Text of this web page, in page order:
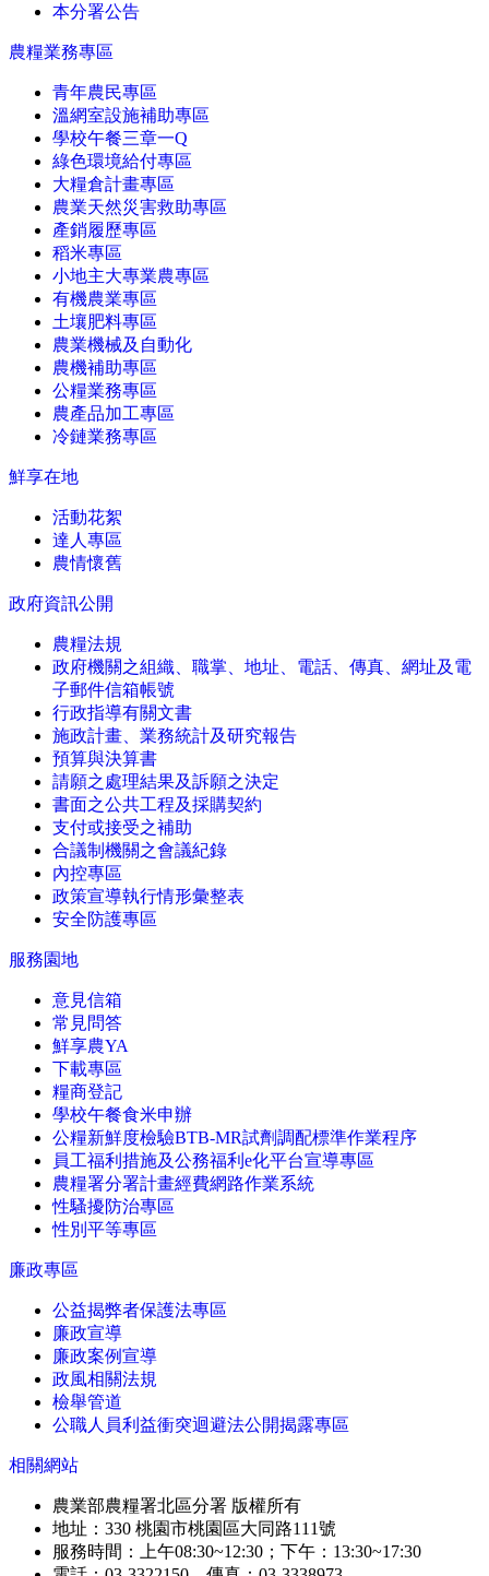
本分署公告
農糧業務專區
青年農民專區
溫網室設施補助專區
學校午餐三章一Q
綠色環境給付專區
大糧倉計畫專區
農業天然災害救助專區
產銷履歷專區
稻米專區
小地主大專業農專區
有機農業專區
土壤肥料專區
農業機械及自動化
農機補助專區
公糧業務專區
農產品加工專區
冷鏈業務專區
鮮享在地
活動花絮
達人專區
農情懷舊
政府資訊公開
農糧法規
政府機關之組織、職掌、地址、電話、傳真、網址及電
子郵件信箱帳號
行政指導有關文書
施政計畫、業務統計及研究報告
預算與決算書
請願之處理結果及訴願之決定
書面之公共工程及採購契約
支付或接受之補助
合議制機關之會議紀錄
內控專區
政策宣導執行情形彙整表
安全防護專區
服務園地
意見信箱
常見問答
鮮享農YA
下載專區
糧商登記
學校午餐食米申辦
公糧新鮮度檢驗BTB-MR試劑調配標準作業程序
員工福利措施及公務福利e化平台宣導專區
農糧署分署計畫經費網路作業系統
性騷擾防治專區
性別平等專區
廉政專區
公益揭弊者保護法專區
廉政宣導
廉政案例宣導
政風相關法規
檢舉管道
公職人員利益衝突迴避法公開揭露專區
相關網站
農業部農糧署北區分署 版權所有
地址：330 桃園市桃園區大同路111號
服務時間：上午08:30~12:30；下午：13:30~17:30